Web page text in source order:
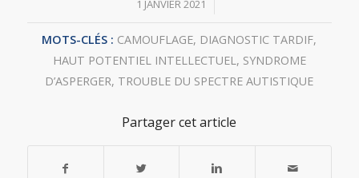
1 JANVIER 2021
/
MOTS-CLÉS : CAMOUFLAGE, DIAGNOSTIC TARDIF,
HAUT POTENTIEL INTELLECTUEL, SYNDROME
D’ASPERGER, TROUBLE DU SPECTRE AUTISTIQUE
Partager cet article